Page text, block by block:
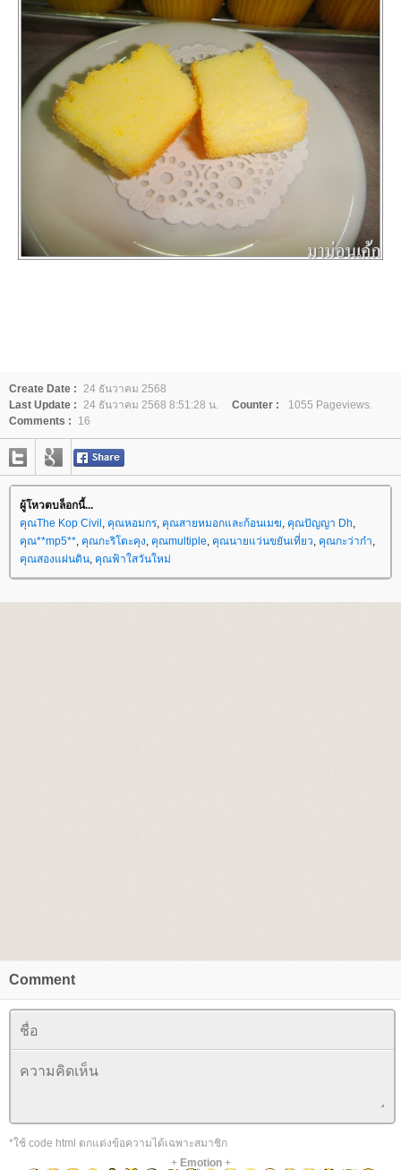
Create Date : 24 ธันวาคม 2568
Last Update : 24 ธันวาคม 2568 8:51:28 น. Counter :
1055 Pageviews.
Comments :
16
ผู้โหวตบล็อกนี้...
คุณThe Kop Civil, คุณหอมกร, คุณสายหมอกและก้อนเมฆ, คุณปัญญา Dh,
คุณ**mp5**, คุณกะริโตะคุง, คุณmultiple, คุณนายแว่นขยันเที่ยว, คุณกะว่าก๋า,
คุณสองแผ่นดิน, คุณฟ้าใสวันใหม่
Comment
*ใช้ code html ตกแต่งข้อความได้เฉพาะสมาชิก
+ Emotion+